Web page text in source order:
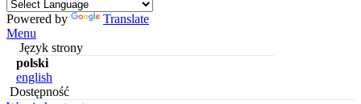
Powered by
Translate
Menu
Język strony
polski
english
Dostępność